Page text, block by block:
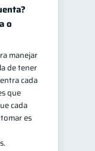
o
manejar
de tener
cada
que
cada
es